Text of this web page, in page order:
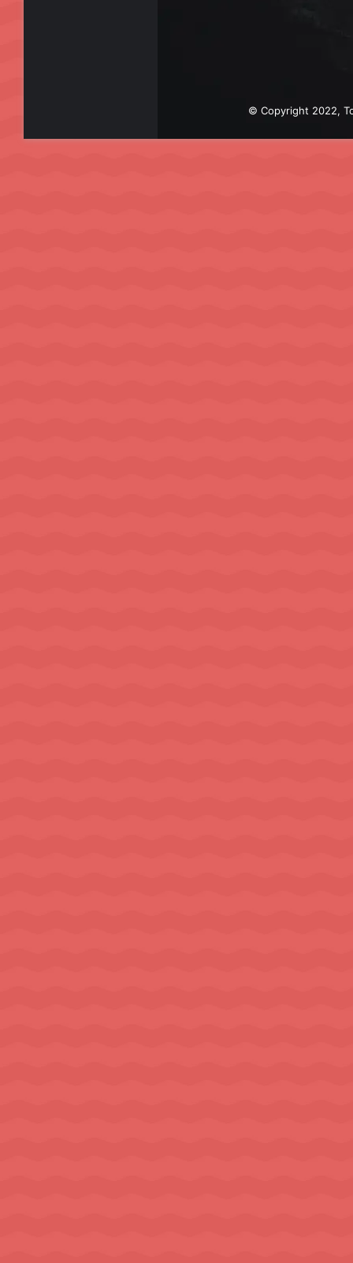
© Copyright 2022,